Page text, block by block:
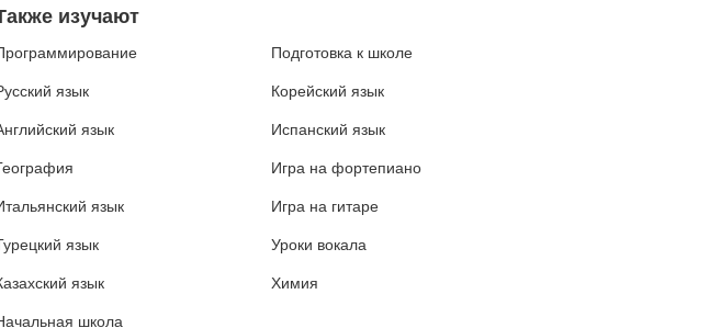
изучают
Подготовка к школе
язык Корейский язык
язык Испанский язык
Игра на фортепиано
язык Игра на гитаре
язык Уроки вокала
язык Химия
школа